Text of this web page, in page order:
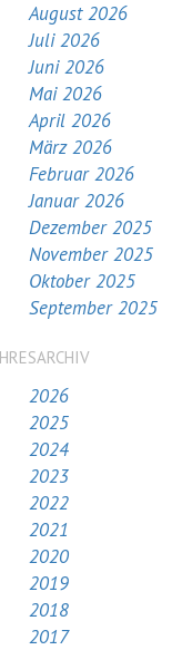
August 2026
Juli 2026
Juni 2026
Mai 2026
April 2026
März 2026
Februar 2026
Januar 2026
Dezember 2025
November 2025
Oktober 2025
September 2025
2026
2025
2024
2023
2022
2021
2020
2019
2018
2017